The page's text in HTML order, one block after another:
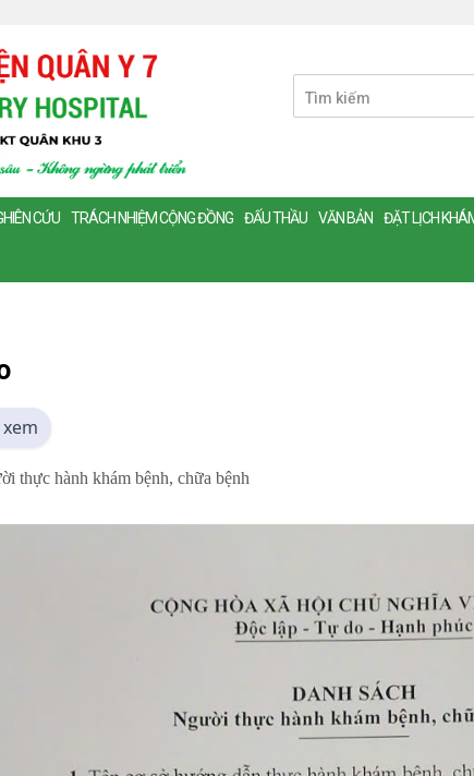
CỨU TRÁCH NHIỆM CỘNG ĐỒNG ĐẤU THẦU VĂN BẢN ĐẶT LỊCH
thực hành khám bệnh, chữa bệnh